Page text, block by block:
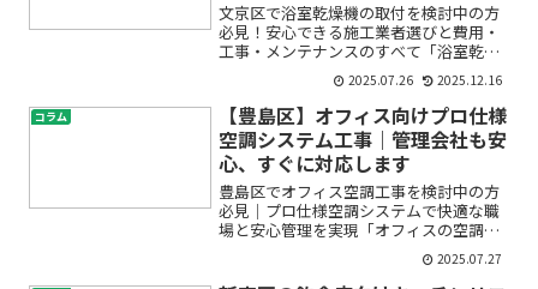
文京区で浴室乾燥機の取付を検討中の方
必見！安心できる施工業者選びと費用・
工事・メンテナンスのすべて「浴室乾燥
機を取り付けたいけど、どの業者に頼め
ばいいのか分からない」「費用が高そう
で不安」「工事の流れや注意点も知って
おきたい」――そんなお悩...
2025.07.26 2025.12.16
コラム
【豊島区】オフィス向けプロ仕様
空調システム工事｜管理会社も安
心、すぐに対応します
豊島区でオフィス空調工事を検討中の方
必見｜プロ仕様空調システムで快適な職
場と安心管理を実現「オフィスの空調が
古くて効きが悪い」「社員の健康や快適
さを守りたいけれど、どんな空調システ
2025.07.27